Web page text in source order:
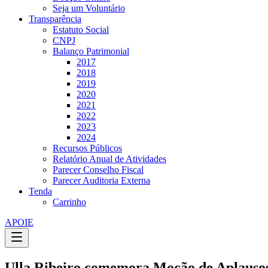
Seja um Voluntário
Transparência
Estatuto Social
CNPJ
Balanço Patrimonial
2017
2018
2019
2020
2021
2022
2023
2024
Recursos Públicos
Relatório Anual de Atividades
Parecer Conselho Fiscal
Parecer Auditoria Externa
Tenda
Carrinho
APOIE